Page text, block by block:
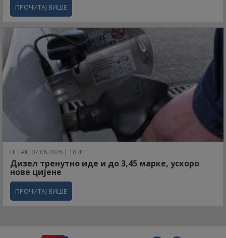
ПРОЧИТАЈ ВИШЕ
ПЕТАК, 07.08.2026 | 18:41
Дизел тренутно иде и до 3,45 марке, ускоро
нове цијене
ПРОЧИТАЈ ВИШЕ